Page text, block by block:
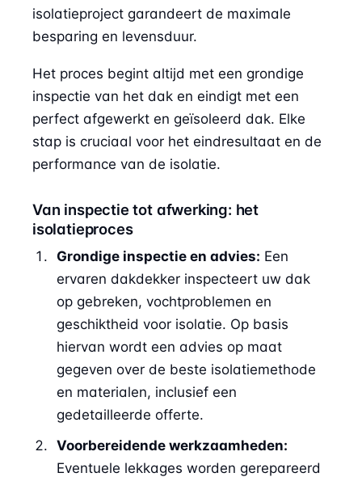
isolatieproject garandeert de maximale
besparing en levensduur.
Het proces begint altijd met een grondige
inspectie van het dak en eindigt met een
perfect afgewerkt en geïsoleerd dak. Elke
stap is cruciaal voor het eindresultaat en de
performance van de isolatie.
Van inspectie tot afwerking: het
isolatieproces
Grondige inspectie en advies: Een
ervaren dakdekker inspecteert uw dak
op gebreken, vochtproblemen en
geschiktheid voor isolatie. Op basis
hiervan wordt een advies op maat
gegeven over de beste isolatiemethode
en materialen, inclusief een
gedetailleerde offerte.
Voorbereidende werkzaamheden:
Eventuele lekkages worden gerepareerd